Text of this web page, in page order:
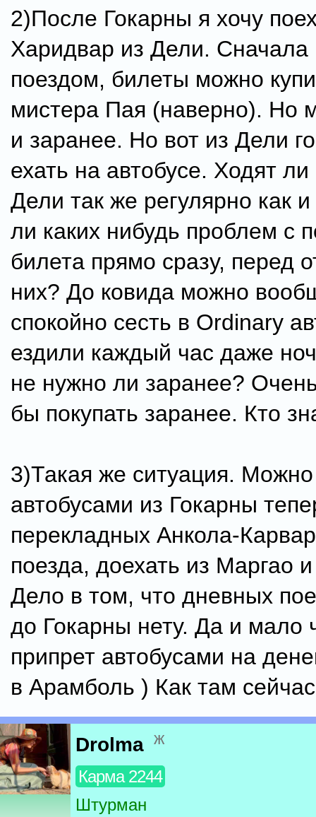
2)После Гокарны я хочу
Харидвар из Дели. Сначала
поездом, билеты можно
мистера Пая (наверно). Но
и заранее. Но вот из Дели
ехать на автобусе. Ходят
Дели так же регулярно как
ли каких нибудь проблем с
билета прямо сразу, перед
них? До ковида можно
спокойно сесть в Ordinary
ездили каждый час даже
не нужно ли заранее?
бы покупать заранее. Кто
3)Такая же ситуация.
автобусами из Гокарны
перекладных Анкола-
поезда, доехать из Маргао
Дело в том, что дневных
до Гокарны нету. Да и мало
припрет автобусами на
в Арамболь ) Как там
Drolma ж
Карма 2244
Штурман